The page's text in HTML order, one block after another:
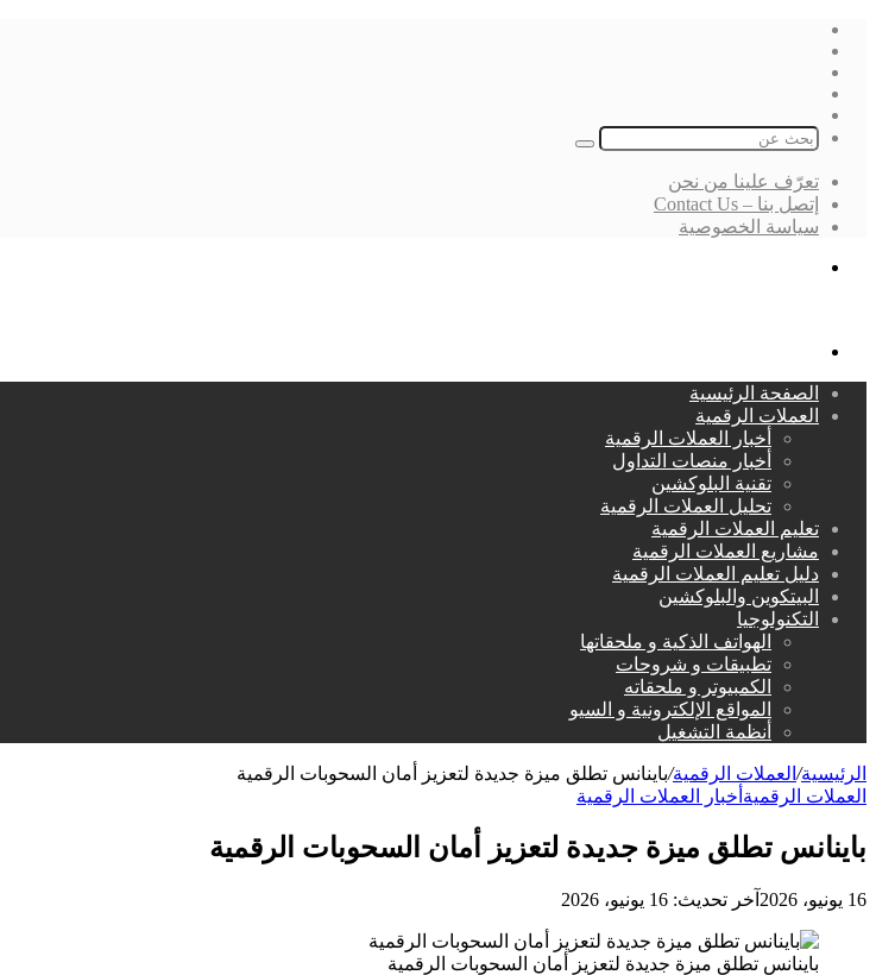
بحث
تعرّف علينا من نحن
إتصل بنا – Contact Us
سياسة الخصوصية
الصفحة الرئيسية
العملات الرقمية
أخبار العملات الرقمية
أخبار منصات التداول
تقنية البلوكشين
تحليل العملات الرقمية
تعليم العملات الرقمية
مشاريع العملات الرقمية
دليل تعليم العملات الرقمية
البيتكوين والبلوكشين
التكنولوجيا
الهواتف الذكية و ملحقاتها
تطبيقات و شروحات
الكمبيوتر و ملحقاته
المواقع الإلكترونية و السيو
أنظمة التشغيل
الرئيسية/ العملات الرقمية/باينانس تطلق ميزة جديدة لتعزيز أمان السحوبات الرقمية
العملات الرقمية أخبار العملات الرقمية
باينانس تطلق ميزة جديدة لتعزيز أمان السحوبات الرقمية
16 يونيو، 2026 آخر تحديث: 16 يونيو، 2026
باينانس تطلق ميزة جديدة لتعزيز أمان السحوبات الرقمية